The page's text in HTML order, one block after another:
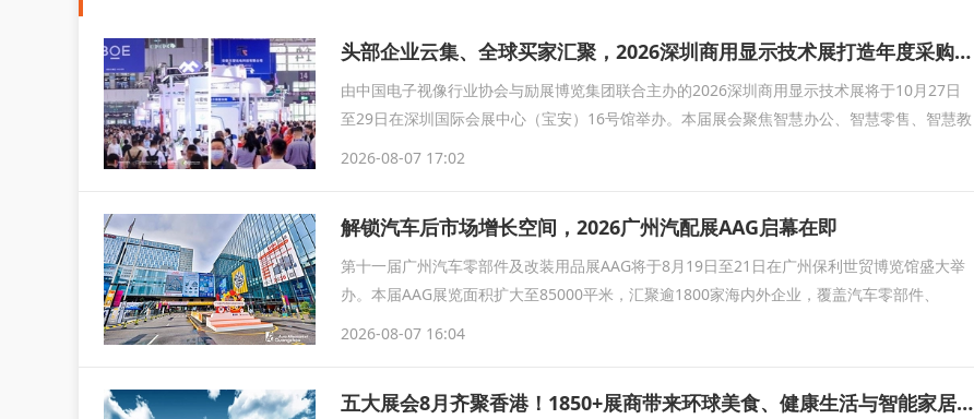
头部企业云集、全球买家汇聚，2026深圳商用显示技术展打造年度采购现场
由中国电子视像行业协会与励展博览集团联合主办的2026深圳商用显示技术展将于10月27日
至29日在深圳国际会展中心（宝安）16号馆举办。本届展会聚焦智慧办公、智慧零售、智慧教
2026-08-07 17:02
解锁汽车后市场增长空间，2026广州汽配展AAG启幕在即
第十一届广州汽车零部件及改装用品展AAG将于8月19日至21日在广州保利世贸博览馆盛大举
办。本届AAG展览面积扩大至85000平米，汇聚逾1800家海内外企业，覆盖汽车零部件、
2026-08-07 16:04
五大展会8月齐聚香港！1850+展商带来环球美食、健康生活与智能家居盛宴